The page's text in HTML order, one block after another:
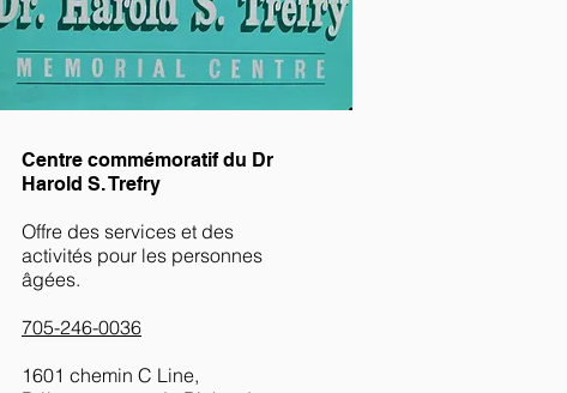
Centre commémoratif du Dr
Harold S. Trefry
Offre des services et des
activités pour les personnes
âgées.
705-246-0036
1601 chemin C Line,